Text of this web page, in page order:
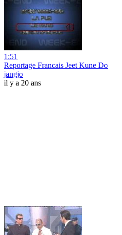
1:51
Reportage Francais Jeet Kune Do
jangjo
il y a 20 ans